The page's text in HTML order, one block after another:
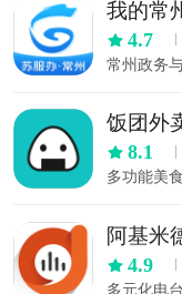
我的常
4.7
常州政务
饭团外
8.1
多功能美
阿基米
4.9
多元化电